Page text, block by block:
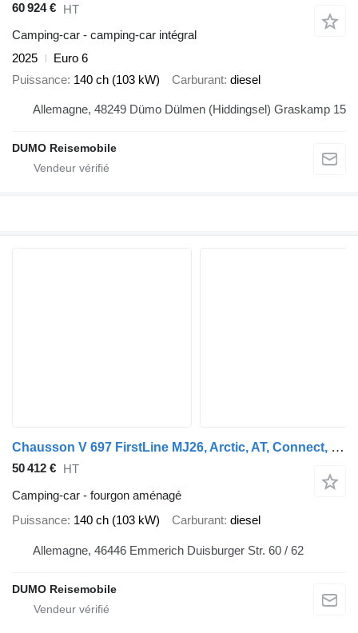
60 924 € HT
Camping-car - camping‐car intégral
2025
Euro 6
Puissance 140 ch (103 kW) Carburant diesel
Allemagne, 48249 Dümo Dülmen (Hiddingsel) Graskamp 15
DUMO Reisemobile
Chausson V 697 FirstLine MJ26, Arctic, AT, Connect, Zube
50 412 € HT
Camping-car - fourgon aménagé
Puissance 140 ch (103 kW) Carburant diesel
Allemagne, 46446 Emmerich Duisburger Str. 60 / 62
DUMO Reisemobile